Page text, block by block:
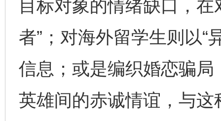
目标对象的情绪缺口，
者”；对海外留学生则以“
信息；或是编织婚恋骗
英雄间的赤诚情谊，与这